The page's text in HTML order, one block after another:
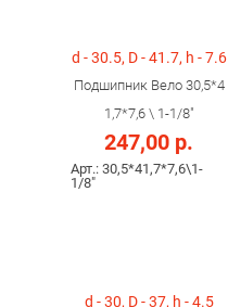
d - 30.5, D - 41.7, h - 7.6
Подшипник Вело 30,5*4
1,7*7,6 \ 1-1/8"
247,00 р.
Арт.: 30,5*41,7*7,6\1-
1/8"
d - 30, D - 37, h - 4.5